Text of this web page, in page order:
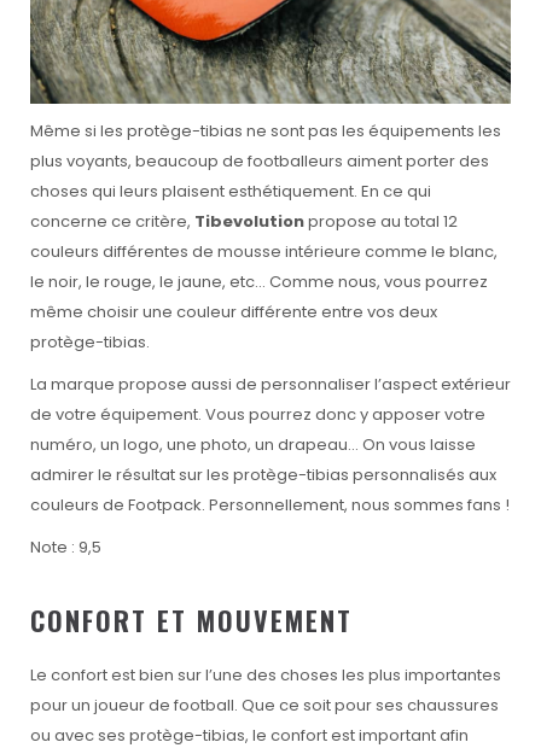
Même si les protège-tibias ne sont pas les équipements les
plus voyants, beaucoup de footballeurs aiment porter des
choses qui leurs plaisent esthétiquement. En ce qui
concerne ce critère, Tibevolutionpropose au total 12
couleurs différentes de mousse intérieure comme le blanc,
le noir, le rouge, le jaune, etc… Comme nous, vous pourrez
même choisir une couleur différente entre vos deux
protège-tibias.
La marque propose aussi de personnaliser l’aspect extérieur
de votre équipement. Vous pourrez donc y apposer votre
numéro, un logo, une photo, un drapeau… On vous laisse
admirer le résultat sur les protège-tibias personnalisés aux
couleurs de Footpack. Personnellement, nous sommes fans !
Note : 9,5
CONFORT ET MOUVEMENT
Le confort est bien sur l’une des choses les plus importantes
pour un joueur de football. Que ce soit pour ses chaussures
ou avec ses protège-tibias, le confort est important afin